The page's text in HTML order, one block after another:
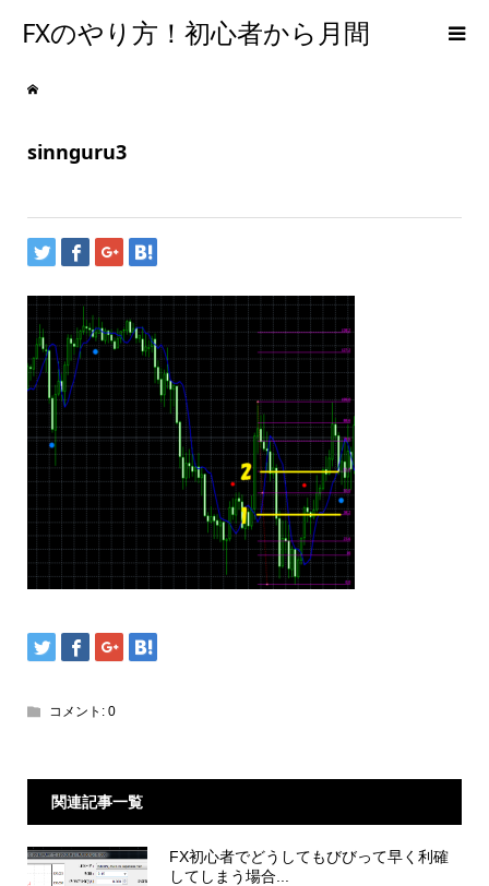
FXのやり方！初心者から月間
300PIPSを達成するための手法
【メンタルFX】
sinnguru3
コメント: 0
関連記事一覧
FX初心者でどうしてもびびって早く利確
してしまう場合...